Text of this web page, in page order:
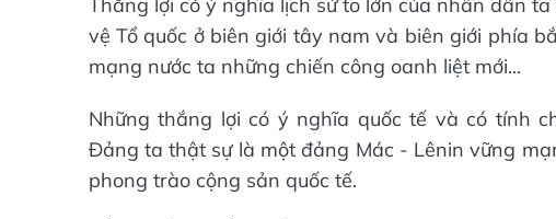
vệ Tổ quốc ở biên giới tây nam và biên giới phía
mạng nước ta những chiến công oanh liệt mới...
Những thắng lợi có ý nghĩa quốc tế và có tính
Đảng ta thật sự là một đảng Mác - Lênin vững
phong trào cộng sản quốc tế.